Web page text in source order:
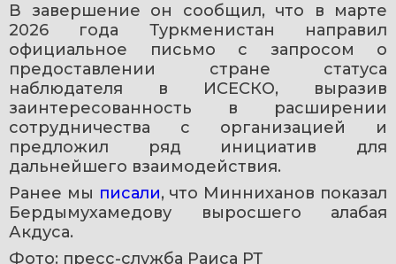
В завершение он сообщил, что в марте
2026 года Туркменистан направил
официальное письмо с запросом о
предоставлении стране статуса
наблюдателя в ИСЕСКО, выразив
заинтересованность в расширении
сотрудничества с организацией и
предложил ряд инициатив для
дальнейшего взаимодействия.
Ранее мы писали, что Минниханов показал
Бердымухамедову выросшего алабая
Акдуса.
Фото: пресс-служба Раиса РТ